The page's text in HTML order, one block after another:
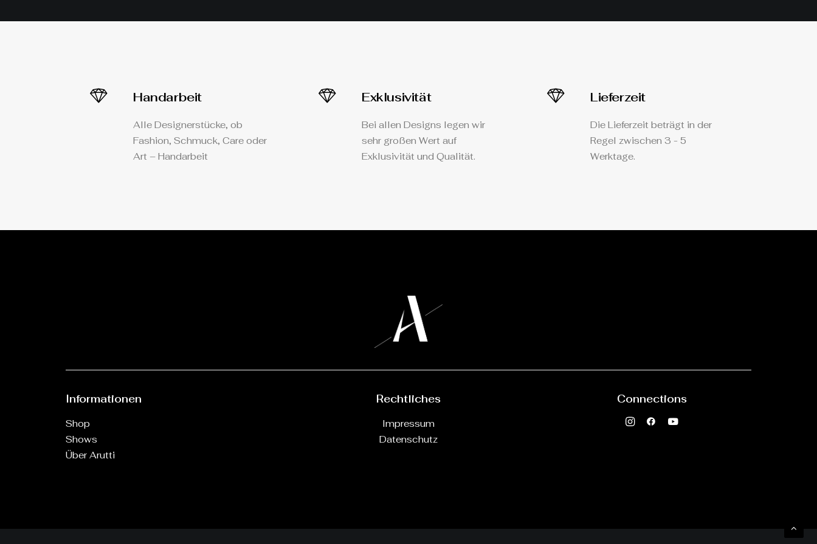
Handarbeit
Alle Designerstücke, ob
Fashion, Schmuck, Care oder
Art – Handarbeit
Exklusivität
Bei allen Designs legen wir
sehr großen Wert auf
Exklusivität und Qualität.
Lieferzeit
Die Lieferzeit beträgt in der
Regel zwischen 3 - 5
Werktage.
Informationen
Shop
Shows
Über Arutti
Rechtliches
Impressum
Datenschutz
Connections